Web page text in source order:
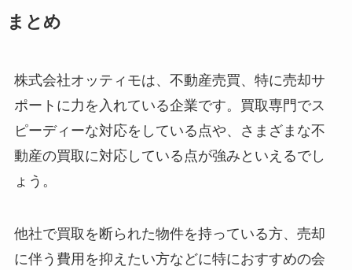
まとめ
株式会社オッティモは、不動産売買、特に売却サ
ポートに力を入れている企業です。買取専門でス
ピーディーな対応をしている点や、さまざまな不
動産の買取に対応している点が強みといえるでし
ょう。
他社で買取を断られた物件を持っている方、売却
に伴う費用を抑えたい方などに特におすすめの会